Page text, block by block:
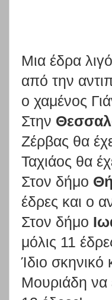
Μια έδρα
από την
ο χαμένος
Στην
Ζέρβας θα
Ταχιάος θα
Στον δήμο
έδρες και ο
Στον δήμο
μόλις 11
Ίδιο σκηνικό
Μουριάδη να